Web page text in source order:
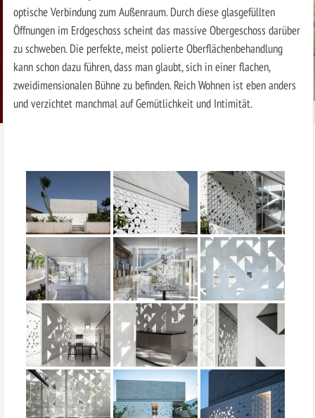
optische Verbindung zum Außenraum. Durch diese glasgefüllten
Öffnungen im Erdgeschoss scheint das massive Obergeschoss darüber
zu schweben. Die perfekte, meist polierte Oberflächenbehandlung
kann schon dazu führen, dass man glaubt, sich in einer flachen,
zweidimensionalen Bühne zu befinden. Reich Wohnen ist eben anders
und verzichtet manchmal auf Gemütlichkeit und Intimität.